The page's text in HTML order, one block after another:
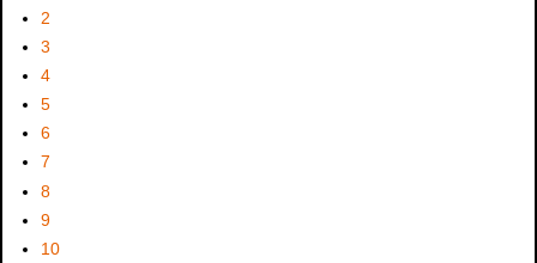
2
3
4
5
6
7
8
9
10